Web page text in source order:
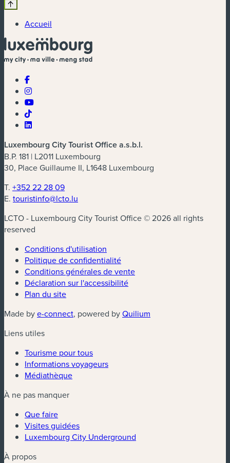
Accueil
Luxembourg City Tourist Office a.s.b.l.
B.P. 181 | L2011 Luxembourg
30, Place Guillaume II, L1648 Luxembourg
T. +352 22 28 09
E. touristinfo@lcto.lu
LCTO - Luxembourg City Tourist Office © 2026 all rights
reserved
Conditions d'utilisation
Politique de confidentialité
Conditions générales de vente
Déclaration sur l'accessibilité
Plan du site
Made bye-connect(nouvelle fenêtre)
, powered byQuilium
Liens utiles
Tourisme pour tous
Informations voyageurs
Médiathèque
À ne pas manquer
Que faire
Visites guidées
Luxembourg City Underground
À propos